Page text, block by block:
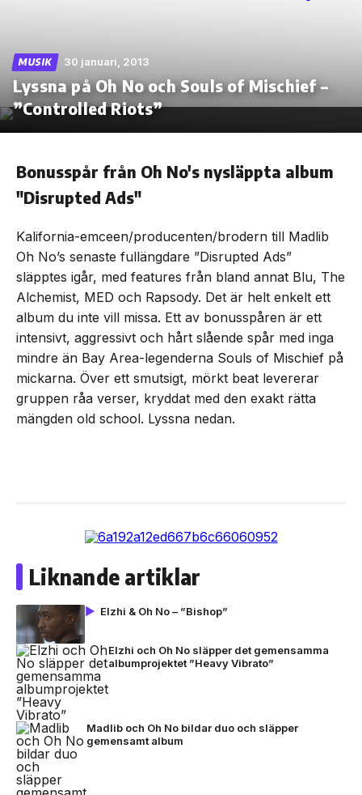
Skip
the
MUSIK 30 januari, 2013
Lyssna på Oh No och Souls of Mischief –
”Controlled Riots”
Bonusspår från Oh No's nysläppta album
"Disrupted Ads"
Kalifornia-emceen/producenten/brodern till Madlib
Oh No’s senaste fullängdare ”Disrupted Ads”
släpptes igår, med features från bland annat Blu, The
Alchemist, MED och Rapsody. Det är helt enkelt ett
album du inte vill missa. Ett av bonusspåren är ett
intensivt, aggressivt och hårt slående spår med inga
mindre än Bay Area-legenderna Souls of Mischief på
mickarna. Över ett smutsigt, mörkt beat levererar
gruppen råa verser, kryddat med den exakt rätta
mängden old school. Lyssna nedan.
Liknande artiklar
Elzhi & Oh No – ”Bishop”
Elzhi och Oh No släpper det gemensamma
albumprojektet ”Heavy Vibrato”
Madlib och Oh No bildar duo och släpper
gemensamt album